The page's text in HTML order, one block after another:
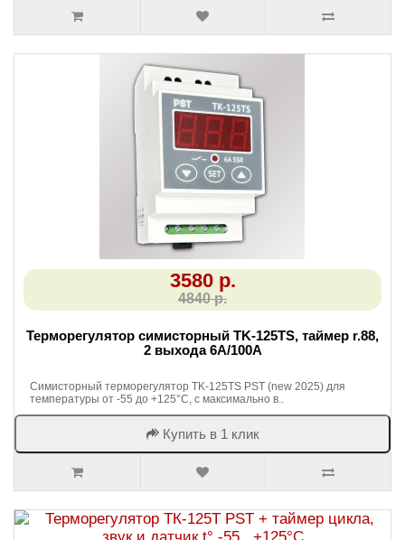
3580 р.
4840 р.
Терморегулятор симисторный TK-125TS, таймер r.88,
2 выхода 6А/100А
Симисторный терморегулятор TK-125TS PST (new 2025) для
температуры от -55 до +125°C, с максимально в..
Купить в 1 клик